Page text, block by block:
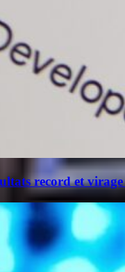
record et